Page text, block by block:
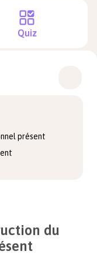
Quiz
présent
du